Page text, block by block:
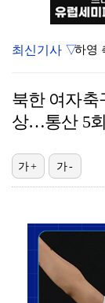
최신기사 ▽
북한 여자축
상…통산 5
가+ 가-